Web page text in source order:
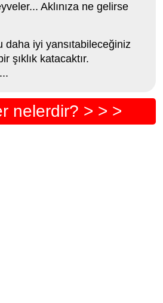
Aklınıza ne gelirse
daha iyi yansıtabileceğiniz
şıklık katacaktır.
nelerdir? > > >